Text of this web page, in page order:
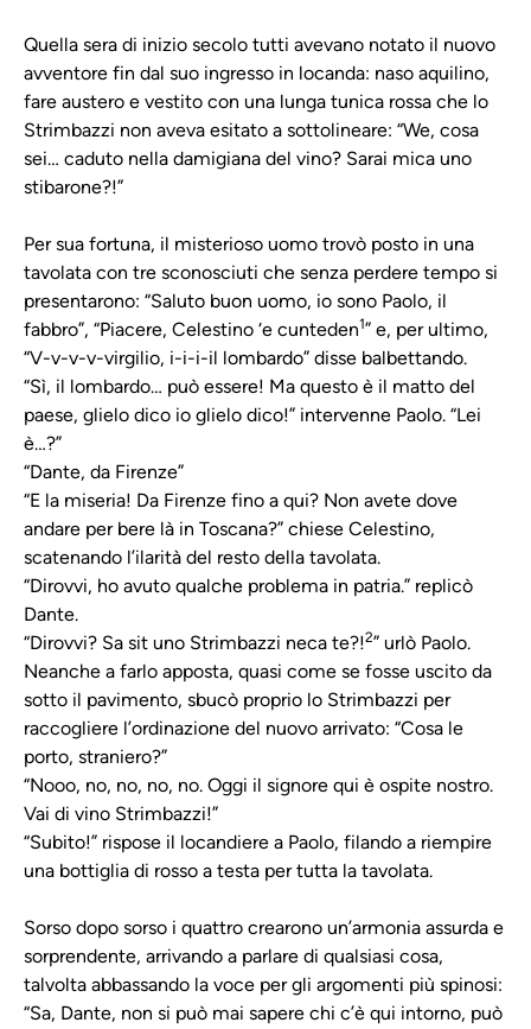
Quella sera di inizio secolo tutti avevano notato il nuovo
avventore fin dal suo ingresso in locanda: naso aquilino,
fare austero e vestito con una lunga tunica rossa che lo
Strimbazzi non aveva esitato a sottolineare: “We, cosa
sei… caduto nella damigiana del vino? Sarai mica uno
stibarone?!”
Per sua fortuna, il misterioso uomo trovò posto in una
tavolata con tre sconosciuti che senza perdere tempo si
presentarono: “Saluto buon uomo, io sono Paolo, il
fabbro”, “Piacere, Celestino ‘e cunteden1” e, per ultimo,
“V-v-v-v-virgilio, i-i-i-il lombardo” disse balbettando.
“Sì, il lombardo… può essere! Ma questo è il matto del
paese, glielo dico io glielo dico!” intervenne Paolo. “Lei
è…?”
“Dante, da Firenze”
“E la miseria! Da Firenze fino a qui? Non avete dove
andare per bere là in Toscana?” chiese Celestino,
scatenando l’ilarità del resto della tavolata.
“Dirovvi, ho avuto qualche problema in patria.” replicò
Dante.
“Dirovvi? Sa sit uno Strimbazzi neca te?!2” urlò Paolo.
Neanche a farlo apposta, quasi come se fosse uscito da
sotto il pavimento, sbucò proprio lo Strimbazzi per
raccogliere l’ordinazione del nuovo arrivato: “Cosa le
porto, straniero?”
“Nooo, no, no, no, no. Oggi il signore qui è ospite nostro.
Vai di vino Strimbazzi!”
“Subito!” rispose il locandiere a Paolo, filando a riempire
una bottiglia di rosso a testa per tutta la tavolata.
Sorso dopo sorso i quattro crearono un’armonia assurda e
sorprendente, arrivando a parlare di qualsiasi cosa,
talvolta abbassando la voce per gli argomenti più spinosi:
“Sa, Dante, non si può mai sapere chi c’è qui intorno, può